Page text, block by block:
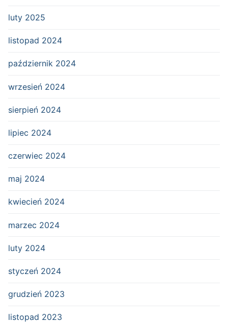
luty 2025
listopad 2024
październik 2024
wrzesień 2024
sierpień 2024
lipiec 2024
czerwiec 2024
maj 2024
kwiecień 2024
marzec 2024
luty 2024
styczeń 2024
grudzień 2023
listopad 2023